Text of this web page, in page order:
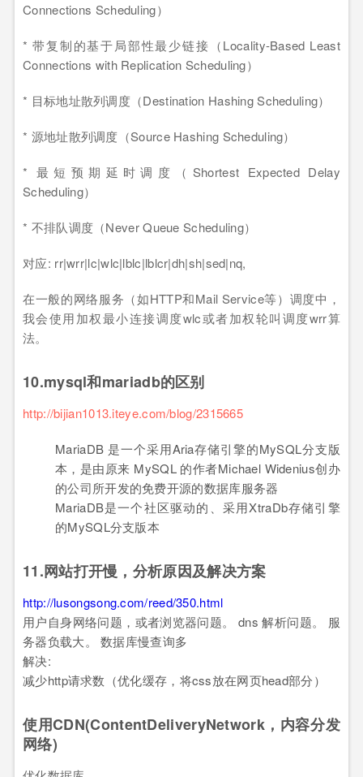
Connections Scheduling）
* 带复制的基于局部性最少链接（Locality-Based Least
Connections with Replication Scheduling）
* 目标地址散列调度（Destination Hashing Scheduling）
* 源地址散列调度（Source Hashing Scheduling）
* 最短预期延时调度（Shortest Expected Delay
Scheduling）
* 不排队调度（Never Queue Scheduling）
对应: rr|wrr|lc|wlc|lblc|lblcr|dh|sh|sed|nq,
在一般的网络服务（如HTTP和Mail Service等）调度中，
我会使用加权最小连接调度wlc或者加权轮叫调度wrr算
法。
10.mysql和mariadb的区别
http://bijian1013.iteye.com/blog/2315665
MariaDB 是一个采用Aria存储引擎的MySQL分支版
本，是由原来 MySQL 的作者Michael Widenius创办
的公司所开发的免费开源的数据库服务器
MariaDB是一个社区驱动的、采用XtraDb存储引擎
的MySQL分支版本
11.网站打开慢，分析原因及解决方案
http://lusongsong.com/reed/350.html
用户自身网络问题，或者浏览器问题。 dns 解析问题。 服
务器负载大。 数据库慢查询多
解决:
减少http请求数（优化缓存，将css放在网页head部分）
使用CDN(ContentDeliveryNetwork，内容分发
网络)